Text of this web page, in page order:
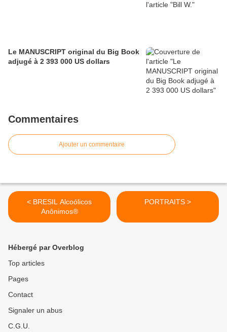
Le MANUSCRIPT original du Big Book
adjugé à 2 393 000 US dollars
Commentaires
Ajouter un commentaire
< BRESIL Alcoólicos
Anônimos®
PORTRAITS >
Hébergé par Overblog
Top articles
Pages
Contact
Signaler un abus
C.G.U.